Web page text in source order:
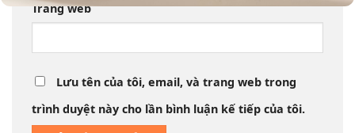
Trang web
Lưu tên của tôi, email, và trang web trong
trình duyệt này cho lần bình luận kế tiếp của tôi.